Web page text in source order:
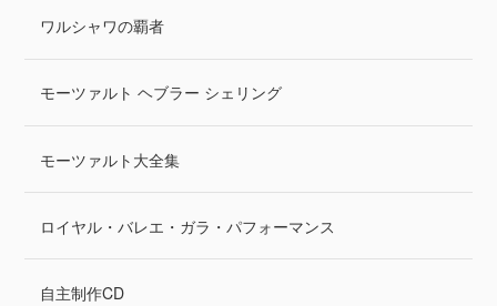
ワルシャワの覇者
モーツァルト ヘブラー シェリング
モーツァルト大全集
ロイヤル・バレエ・ガラ・パフォーマンス
自主制作CD